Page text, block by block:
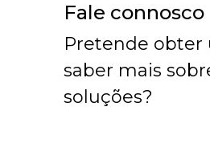
Fale connosco
Pretende
saber mais
soluções?